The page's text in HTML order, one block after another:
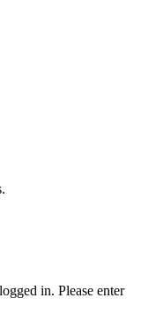
in. Please enter